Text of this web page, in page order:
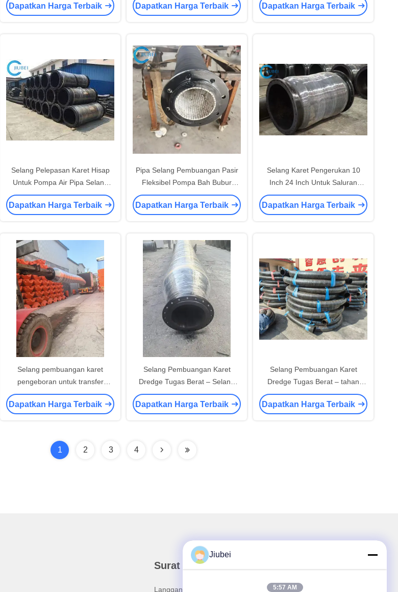
Renang
Dapatkan Harga Terbaik Dapatkan Harga Terbaik
Discharge 100mm 600mm
Dapatkan Harga Terbaik
Selang Pelepasan Karet Hisap
Untuk Pompa Air Pipa Selang
Minyak Terapung 300MM
700MM
Dapatkan Harga Terbaik
Pipa Selang Pembuangan Pasir
Fleksibel Pompa Bah Bubur
Pengerukan Lapisan Keramik
Karet
Dapatkan Harga Terbaik
Selang Karet Pengerukan 10
Inch 24 Inch Untuk Saluran
Bahan Bakar Pompa Minyak
Pengiriman Debit Fleksibel
Dapatkan Harga Terbaik
Selang pembuangan karet
pengeboran untuk transfer
lumpur Selang pipa tambang laut
tugas berat
Dapatkan Harga Terbaik
Selang Pembuangan Karet
Dredge Tugas Berat – Selang
Transportasi Pasir Lumpur Abrasi
Tinggi untuk Pertambangan
Dapatkan Harga Terbaik
Selang Pembuangan Karet
Dredge Tugas Berat – tahan
abrasi, mengapung tidak
mengapung, untuk
Dapatkan Harga Terbaik
1 2 3 4
Surat Kabar Kami
Langganan buletin kami untuk diskon dan banyak lagi.
Jiubei
5:57 AM